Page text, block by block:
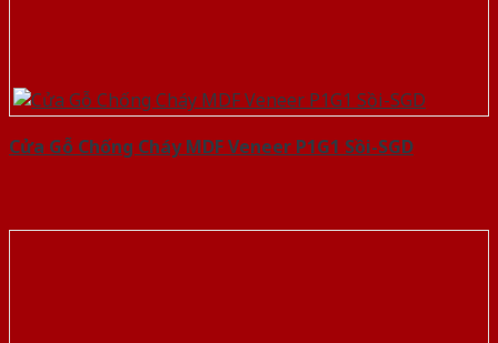
Cửa Gỗ Chống Cháy MDF Veneer P1G1 Sồi-SGD